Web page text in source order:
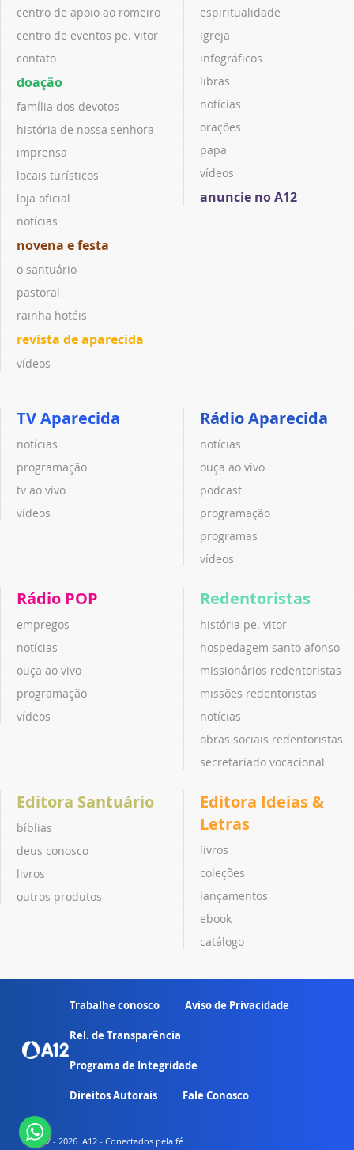
centro de apoio ao romeiro
centro de eventos pe. vitor
contato
doação
família dos devotos
história de nossa senhora
imprensa
locais turísticos
loja oficial
notícias
novena e festa
o santuário
pastoral
rainha hotéis
revista de aparecida
vídeos
espiritualidade
igreja
infográficos
libras
notícias
orações
papa
vídeos
anuncie no A12
TV Aparecida
notícias
programação
tv ao vivo
vídeos
Rádio Aparecida
notícias
ouça ao vivo
podcast
programação
programas
vídeos
Rádio POP
empregos
notícias
ouça ao vivo
programação
vídeos
Redentoristas
história pe. vitor
hospedagem santo afonso
missionários redentoristas
missões redentoristas
notícias
obras sociais redentoristas
secretariado vocacional
Editora Santuário
bíblias
deus conosco
livros
outros produtos
Editora Ideias &
Letras
livros
coleções
lançamentos
ebook
catálogo
Trabalhe conosco Aviso de Privacidade
Rel. de Transparência
Programa de Integridade
Direitos Autorais Fale Conosco
© 2007 - 2026. A12 - Conectados pela fé.